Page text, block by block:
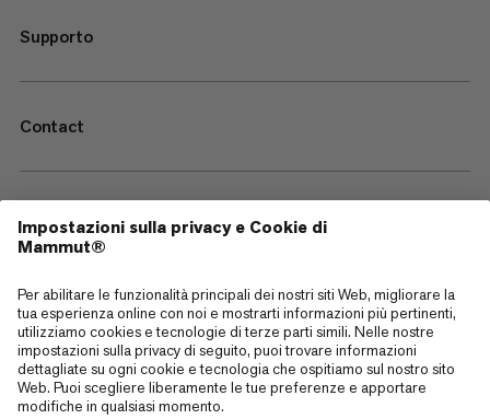
Supporto
Contact
—
Sitemap